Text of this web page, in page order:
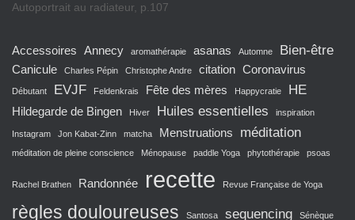
Autoportrait au radiateur, p.107
Accessoires Annecy aromathérapie asanas Automne Bien-être
Canicule Charles Pépin Christophe Andre citation Coronavirus
Débutant EVJF Feldenkrais Fête des mères Happycratie HE
Hildegarde de Bingen Hiver Huiles essentielles inspiration
Instagram Jon Kabat-Zinn matcha Menstruations méditation
méditation de pleine conscience Ménopause paddle Yoga phytothérapie psoas
Rachel Brathen Randonnée recette Revue Française de Yoga
règles douloureuses Santosa sequencing Sénèque